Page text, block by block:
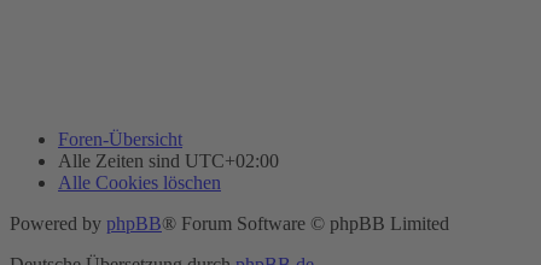
Foren-Übersicht
Alle Zeiten sind UTC+02:00
Alle Cookies löschen
Powered by phpBB® Forum Software © phpBB Limited